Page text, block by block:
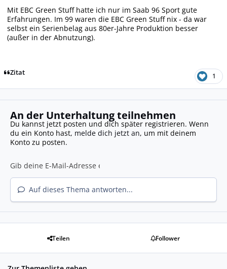
Mit EBC Green Stuff hatte ich nur im Saab 96 Sport gute
Erfahrungen. Im 99 waren die EBC Green Stuff nix - da war
selbst ein Serienbelag aus 80er-Jahre Produktion besser
(außer in der Abnutzung).
Zitat 1
An der Unterhaltung teilnehmen
Du kannst jetzt posten und dich später registrieren. Wenn
du ein Konto hast, melde dich jetzt an, um mit deinem
Konto zu posten.
Auf dieses Thema antworten...
Teilen Follower